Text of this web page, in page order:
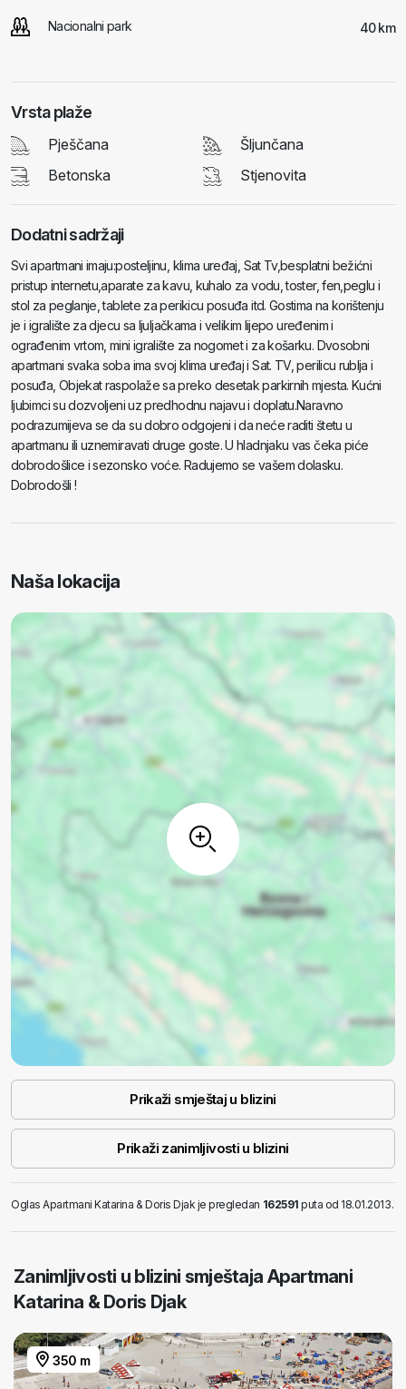
Nacionalni park 40 km
Vrsta plaže
Pješčana
Šljunčana
Betonska
Stjenovita
Dodatni sadržaji
Svi apartmani imaju:posteljinu, klima uređaj, Sat Tv,besplatni bežićni
pristup internetu,aparate za kavu, kuhalo za vodu, toster, fen,peglu i
stol za peglanje, tablete za perikicu posuđa itd. Gostima na korištenju
je i igralište za djecu sa ljuljačkama i velikim lijepo uređenim i
ograđenim vrtom, mini igralište za nogomet i za košarku. Dvosobni
apartmani svaka soba ima svoj klima uređaj i Sat. TV, perilicu rublja i
posuđa, Objekat raspolaže sa preko desetak parkirnih mjesta. Kućni
ljubimci su dozvoljeni uz predhodnu najavu i doplatu.Naravno
podrazumijeva se da su dobro odgojeni i da neće raditi štetu u
apartmanu ili uznemiravati druge goste. U hladnjaku vas čeka piće
dobrodošlice i sezonsko voće. Radujemo se vašem dolasku.
Dobrodošli !
Naša lokacija
Prikaži smještaj u blizini
Prikaži zanimljivosti u blizini
Oglas Apartmani Katarina & Doris Djak je pregledan 162591 puta od 18.01.2013.
Zanimljivosti u blizini smještaja Apartmani
Katarina & Doris Djak
350 m